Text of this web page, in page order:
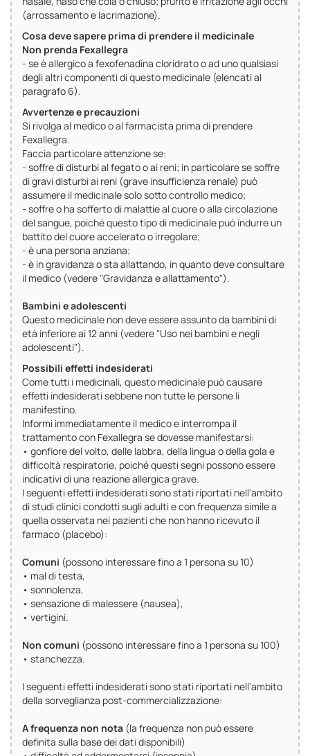
(arrossamento e lacrimazione).
Cosa deve sapere prima di prendere il medicinale
Non prenda Fexallegra
- se è allergico a fexofenadina cloridrato o ad uno qualsiasi
degli altri componenti di questo medicinale (elencati al
paragrafo 6).
Avvertenze e precauzioni
Si rivolga al medico o al farmacista prima di prendere
Fexallegra.
Faccia particolare attenzione se:
- soffre di disturbi al fegato o ai reni; in particolare se soffre
di gravi disturbi ai reni (grave insufficienza renale) può
assumere il medicinale solo sotto controllo medico;
- soffre o ha sofferto di malattie al cuore o alla circolazione
del sangue, poiché questo tipo di medicinale può indurre un
battito del cuore accelerato o irregolare;
- è una persona anziana;
- è in gravidanza o sta allattando, in quanto deve consultare
il medico (vedere "Gravidanza e allattamento").
Bambini e adolescenti
Questo medicinale non deve essere assunto da bambini di
età inferiore ai 12 anni (vedere "Uso nei bambini e negli
adolescenti").
Possibili effetti indesiderati
Come tutti i medicinali, questo medicinale può causare
effetti indesiderati sebbene non tutte le persone li
manifestino.
Informi immediatamente il medico e interrompa il
trattamento con Fexallegra se dovesse manifestarsi:
• gonfiore del volto, delle labbra, della lingua o della gola e
difficoltà respiratorie, poiché questi segni possono essere
indicativi di una reazione allergica grave.
I seguenti effetti indesiderati sono stati riportati nell'ambito
di studi clinici condotti sugli adulti e con frequenza simile a
quella osservata nei pazienti che non hanno ricevuto il
farmaco (placebo):
Comuni (possono interessare fino a 1 persona su 10)
• mal di testa,
• sonnolenza,
• sensazione di malessere (nausea),
• vertigini.
Non comuni (possono interessare fino a 1 persona su 100)
• stanchezza.
I seguenti effetti indesiderati sono stati riportati nell'ambito
della sorveglianza post-commercializzazione:
A frequenza non nota (la frequenza non può essere
definita sulla base dei dati disponibili)